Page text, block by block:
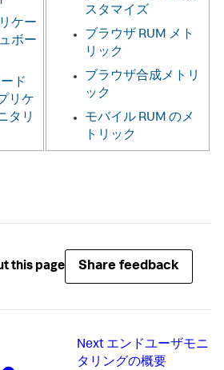
ケー
ボー
ド
リケ
タリ
スタマイズ
ブラウザ RUM メト
リック
ブラウザ合成メトリ
ック
モバイル RUM のメ
トリック
this page Share feedback
Next エンドユーザモニ
タリングの概要